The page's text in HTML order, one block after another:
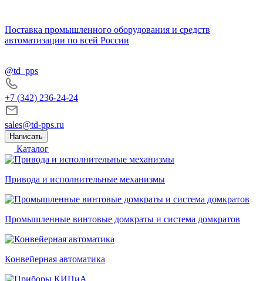
Поставка промышленного оборудования и средств
автоматизации по всей России
@td_pps
+7 (342) 236-24-24
sales@td-pps.ru
Написать
Каталог
Привода и исполнительные механизмы
Промышленные винтовые домкраты и система домкратов
Конвейерная автоматика